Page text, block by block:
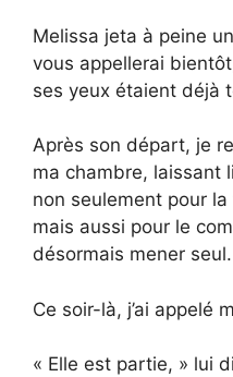
Melissa jeta à peine
vous appellerai
ses yeux étaient déjà
Après son départ, je
ma chambre, laissant
non seulement pour
mais aussi pour le
désormais mener seul.
Ce soir-là, j’ai appelé
« Elle est partie, » lui